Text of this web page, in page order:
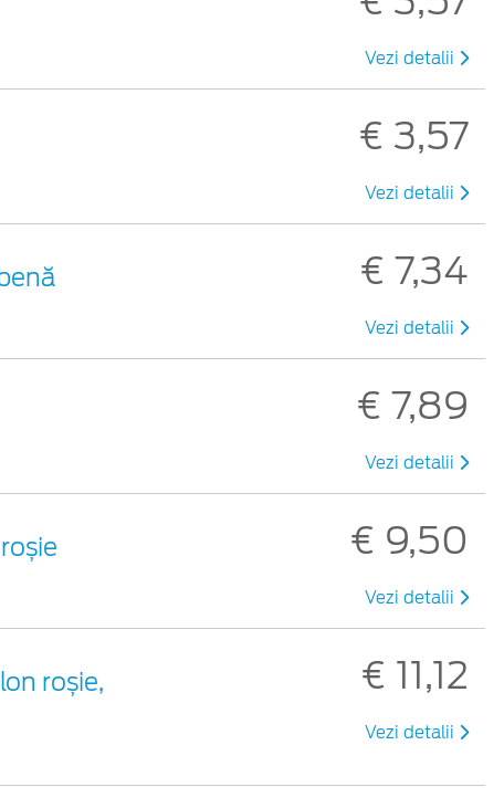
Vezi detalii
€ 3,57
Vezi detalii
€ 7,34
Vezi detalii
€ 7,89
Vezi detalii
€ 9,50
Vezi detalii
roșie,
€ 11,12
Vezi detalii